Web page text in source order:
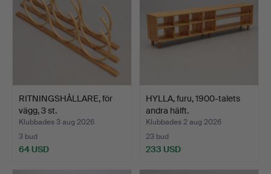
RITNINGSHÅLLARE, för
vägg, 3 st.
Klubbades 3 aug 2026
3 bud
64 USD
HYLLA, furu, 1900-talets
andra hälft.
Klubbades 2 aug 2026
23 bud
233 USD